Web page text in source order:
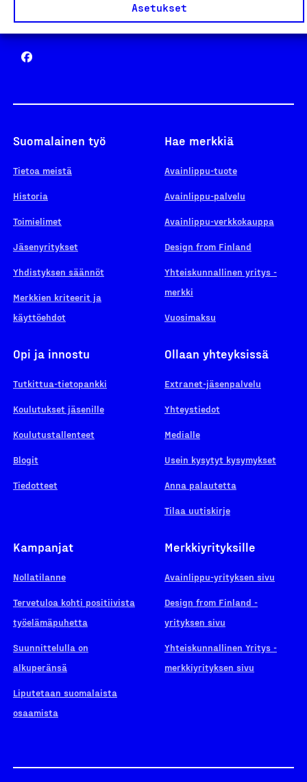
Asetukset
Yhteiskunnallinen Yritys -merkki
Suomalainen työ
Tietoa meistä
Historia
Toimielimet
Jäsenyritykset
Yhdistyksen säännöt
Merkkien kriteerit ja
käyttöehdot
Hae merkkiä
Avainlippu-tuote
Avainlippu-palvelu
Avainlippu-verkkokauppa
Design from Finland
Yhteiskunnallinen yritys -
merkki
Vuosimaksu
Opi ja innostu
Tutkittua-tietopankki
Koulutukset jäsenille
Koulutustallenteet
Blogit
Tiedotteet
Ollaan yhteyksissä
Extranet-jäsenpalvelu
Yhteystiedot
Medialle
Usein kysytyt kysymykset
Anna palautetta
Tilaa uutiskirje
Kampanjat
Nollatilanne
Tervetuloa kohti positiivista
työelämäpuhetta
Suunnittelulla on
alkuperänsä
Liputetaan suomalaista
osaamista
Merkkiyrityksille
Avainlippu-yrityksen sivu
Design from Finland -
yrityksen sivu
Yhteiskunnallinen Yritys -
merkkiyrityksen sivu